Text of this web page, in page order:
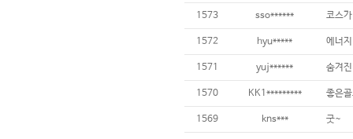
1573 sso****** 코스
1572 hyu***** 에너
1571 yuj****** 숨겨
1570 KK1*********
1569 kns*** 굿~